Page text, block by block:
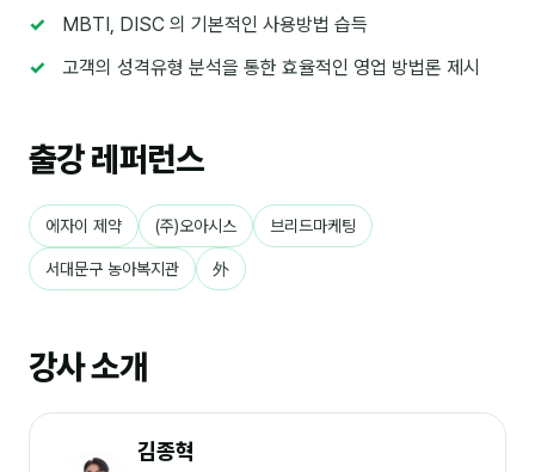
후기
대면교육 후기
고객사 레퍼런스
온라인강의 수강 후기
AI입문
AI툴
MBTI, DISC 의 기본적인 사용방법 습득
고객의 성격유형 분석을 통한 효율적인 영업 방법론 제시
출강 레퍼런스
에자이 제약 (주)오아시스 브리드마케팅
서대문구 농아복지관 外
강사 소개
김종혁